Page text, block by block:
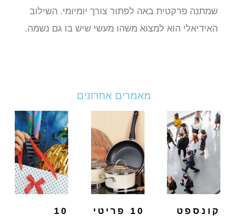
שמתנה פרקטית באה לפתור צורך יומיומי. השילוב
האידיאלי הוא למצוא משהו מעשי שיש בו גם נשמה.
מאמרים אחרונים
קונספט
10 פריטי
10